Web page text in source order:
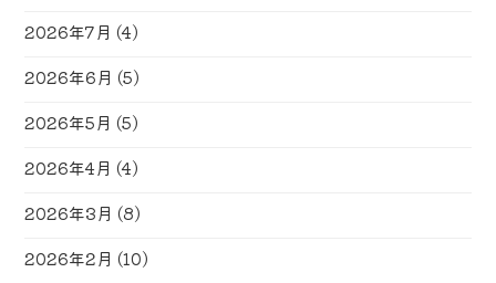
2026年7月 (4)
2026年6月 (5)
2026年5月 (5)
2026年4月 (4)
2026年3月 (8)
2026年2月 (10)